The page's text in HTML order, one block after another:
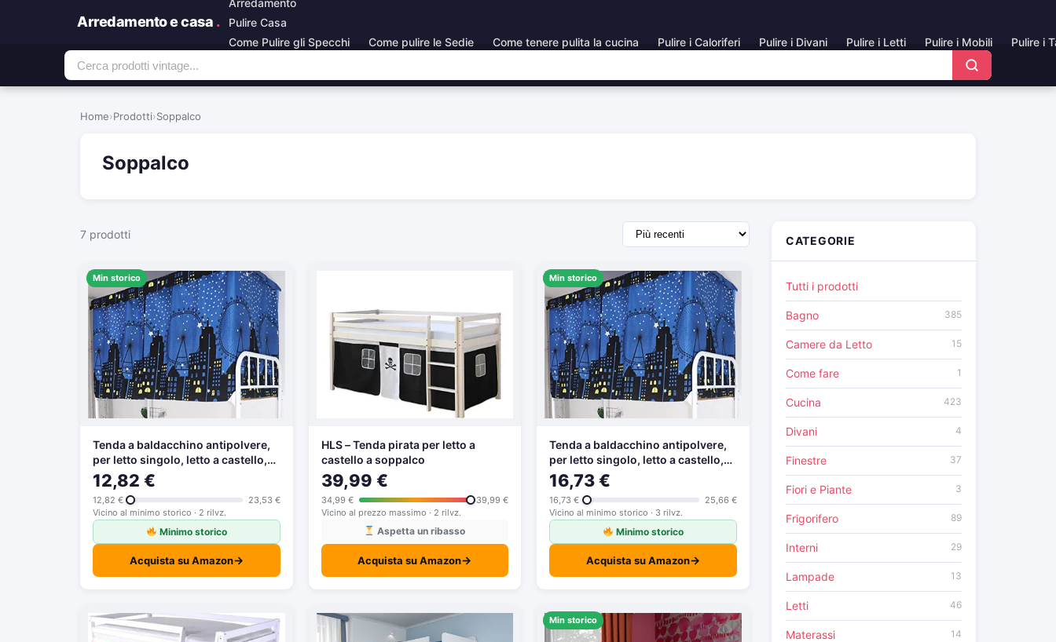
Arredamento e casa .
Pulire Casa
Come Pulire gli Specchi
Come pulire le Sedie Come tenere pulita la cucina Pulire i Caloriferi Pulire i Divani Pulire i Letti Pulire i Mobili Pulire i
Home›Prodotti›Soppalco
Soppalco
7 prodotti
Min storico
Tenda a baldacchino antipolvere,
per letto singolo, letto a castello,
dormitori oscuranti, zanzariere,
tenda per letto junior soppalco,
studenti, dormitori, dormitori e
dormitori
12,82 €
12,82 €
23,53 €
Vicino al minimo storico · 2 rilvz.
Minimo storico
Acquista su Amazon→
HLS – Tenda pirata per letto a
castello a soppalco
39,99 €
34,99 €
39,99 €
Vicino al prezzo massimo · 2 rilvz.
Aspetta un ribasso
Acquista su Amazon→
Min storico
Tenda a baldacchino antipolvere,
per letto singolo, letto a castello,
dormitori oscuranti, zanzariere,
tenda per letto junior soppalco,
studenti, dormitori
16,73 €
16,73 €
25,66 €
Vicino al minimo storico · 3 rilvz.
Minimo storico
Acquista su Amazon→
Min storico
CATEGORIE
Tutti i prodotti
Bagno 385
Camere da Letto 15
Come fare 1
Cucina 423
Divani 4
Finestre 37
Fiori e Piante 3
Frigorifero 89
Interni 29
Lampade 13
Letti 46
Materassi 14